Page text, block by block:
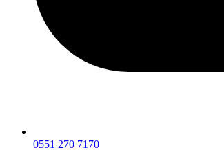
0551 270 7170